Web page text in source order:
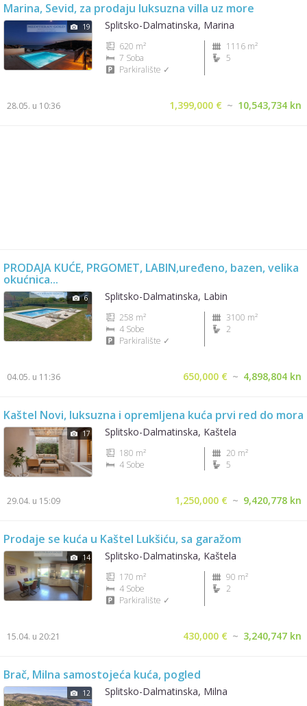
Marina, Sevid, za prodaju luksuzna villa uz more
19 Splitsko-Dalmatinska, Marina
620 m²
1116 m²
7 Soba
5
Parkiralište ✓
1,399,000 € ~ 10,543,734 kn
28.05. u 10:36
PRODAJA KUĆE, PRGOMET, LABIN,uređeno, bazen, velika
okućnica...
6 Splitsko-Dalmatinska, Labin
258 m²
3100 m²
4 Sobe
2
Parkiralište ✓
650,000 € ~ 4,898,804 kn
04.05. u 11:36
Kaštel Novi, luksuzna i opremljena kuća prvi red do mora
17 Splitsko-Dalmatinska, Kaštela
180 m²
20 m²
4 Sobe
5
1,250,000 € ~ 9,420,778 kn
29.04. u 15:09
Prodaje se kuća u Kaštel Lukšiću, sa garažom
14 Splitsko-Dalmatinska, Kaštela
170 m²
90 m²
4 Sobe
2
Parkiralište ✓
430,000 € ~ 3,240,747 kn
15.04. u 20:21
Brač, Milna samostojeća kuća, pogled
12 Splitsko-Dalmatinska, Milna